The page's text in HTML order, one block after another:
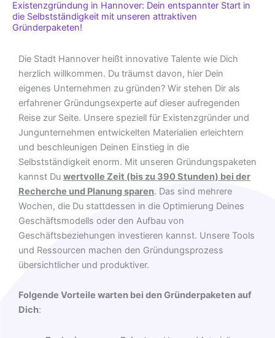
Existenzgründung in Hannover: Dein entspannter Start in
die Selbstständigkeit mit unseren attraktiven
Gründerpaketen!
Die Stadt Hannover heißt innovative Talente wie Dich
herzlich willkommen. Du träumst davon, hier Dein
eigenes Unternehmen zu gründen? Wir stehen Dir als
erfahrener Gründungsexperte auf dieser aufregenden
Reise zur Seite. Unsere speziell für Existenzgründer und
Jungunternehmen entwickelten Materialien erleichtern
und beschleunigen Deinen Einstieg in die
Selbstständigkeit enorm. Mit unseren Gründungspaketen
kannst Du wertvolle Zeit (bis zu 390 Stunden) bei der
Recherche und Planung sparen. Das sind mehrere
Wochen, die Du stattdessen in die Optimierung Deines
Geschäftsmodells oder den Aufbau von
Geschäftsbeziehungen investieren kannst. Unsere Tools
und Ressourcen machen den Gründungsprozess
übersichtlicher und produktiver.
Folgende Vorteile warten bei den Gründerpaketen auf
Dich: